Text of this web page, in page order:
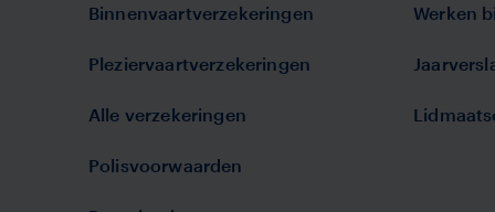
Binnenvaartverzekeringen
Pleziervaartverzekeringen
Alle verzekeringen
Polisvoorwaarden
Werken